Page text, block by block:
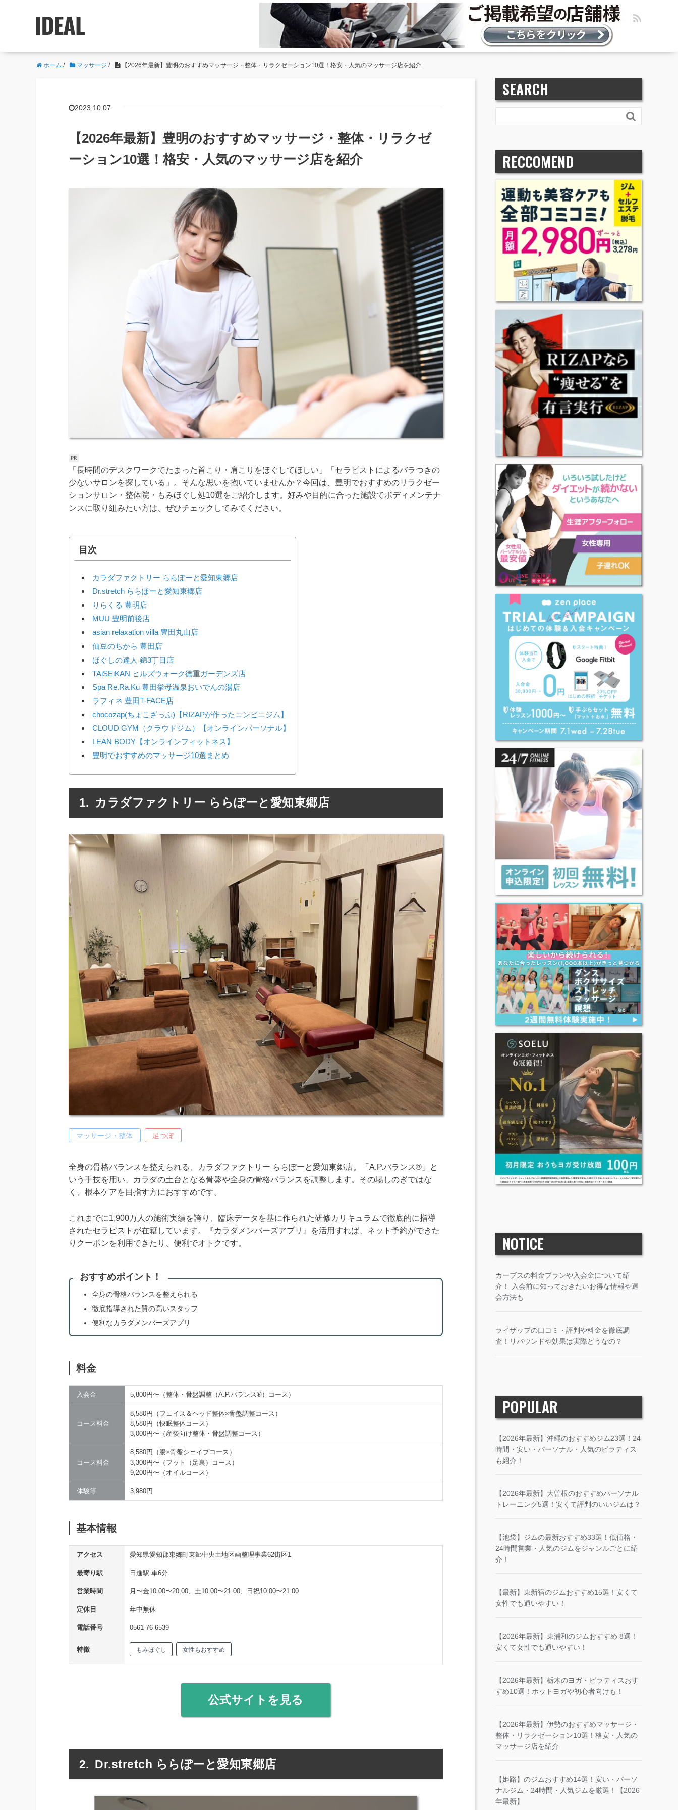
ホーム / マッサージ / 【2026年最新】豊明のおすすめマッサージ・整体・リラクゼーション10選！格安・人気のマッサージ店を紹介
2023.10.07
【2026年最新】豊明のおすすめマッサージ・整体・リラクゼ
ーション10選！格安・人気のマッサージ店を紹介
「長時間のデスクワークでたまった首こり・肩こりをほぐしてほしい」「セラピストによるバラつきの
少ないサロンを探している」。そんな思いを抱いていませんか？今回は、豊明でおすすめのリラクゼー
ションサロン・整体院・もみほぐし処10選をご紹介します。好みや目的に合った施設でボディメンテナ
ンスに取り組みたい方は、ぜひチェックしてみてください。
目次
カラダファクトリー ららぽーと愛知東郷店
Dr.stretch ららぽーと愛知東郷店
りらくる 豊明店
MUU 豊明前後店
asian relaxation villa 豊田丸山店
仙豆のちから 豊田店
ほぐしの達人 錦3丁目店
TAiSEiKAN ヒルズウォーク徳重ガーデンズ店
Spa Re.Ra.Ku 豊田挙母温泉おいでんの湯店
ラフィネ 豊田T-FACE店
chocozap(ちょこざっぷ)【RIZAPが作ったコンビニジム】
CLOUD GYM（クラウドジム）【オンラインパーソナル】
LEAN BODY【オンラインフィットネス】
豊明でおすすめのマッサージ10選まとめ
カラダファクトリー ららぽーと愛知東郷店
マッサージ・整体 足つぼ
全身の骨格バランスを整えられる、カラダファクトリー ららぽーと愛知東郷店。「A.P.バランス®」と
いう手技を用い、カラダの土台となる骨盤や全身の骨格バランスを調整します。その場しのぎではな
く、根本ケアを目指す方におすすめです。
これまでに1,900万人の施術実績を誇り、臨床データを基に作られた研修カリキュラムで徹底的に指導
されたセラピストが在籍しています。『カラダメンバーズアプリ』を活用すれば、ネット予約ができた
りクーポンを利用できたり、便利でオトクです。
おすすめポイント！
全身の骨格バランスを整えられる
徹底指導された質の高いスタッフ
便利なカラダメンバーズアプリ
料金
入会金 5,800円〜（整体・骨盤調整（A.P.バランス®）コース）
コース料金
8,580円（フェイス＆ヘッド整体×骨盤調整コース）
8,580円（快眠整体コース）
3,000円〜（産後向け整体・骨盤調整コース）
コース料金
8,580円（腸×骨盤シェイプコース）
3,300円〜（フット（足裏）コース）
9,200円〜（オイルコース）
体験等 3,980円
基本情報
アクセス 愛知県愛知郡東郷町東郷中央土地区画整理事業62街区1
最寄り駅 日進駅 車6分
営業時間 月〜金10:00〜20:00、土10:00〜21:00、日祝10:00〜21:00
定休日 年中無休
電話番号 0561-76-6539
特徴 もみほぐし 女性もおすすめ
公式サイトを見る
Dr.stretch ららぽーと愛知東郷店
SEARCH

RECCOMEND
NOTICE
カーブスの料金プランや入会金について紹
介！ 入会前に知っておきたいお得な情報や退
会方法も
ライザップの口コミ・評判や料金を徹底調
査！リバウンドや効果は実際どうなの？
POPULAR
【2026年最新】沖縄のおすすめジム23選！24
時間・安い・パーソナル・人気のピラティス
も紹介！
【2026年最新】大曽根のおすすめパーソナル
トレーニング5選！安くて評判のいいジムは？
【池袋】ジムの最新おすすめ33選！低価格・
24時間営業・人気のジムをジャンルごとに紹
介！
【最新】東新宿のジムおすすめ15選！安くて
女性でも通いやすい！
【2026年最新】東浦和のジムおすすめ 8選！
安くて女性でも通いやすい！
【2026年最新】栃木のヨガ・ピラティスおす
すめ10選！ホットヨガや初心者向けも！
【2026年最新】伊勢のおすすめマッサージ・
整体・リラクゼーション10選！格安・人気の
マッサージ店を紹介
【姫路】のジムおすすめ14選！安い・パーソ
ナルジム・24時間・人気ジムを厳選！【2026
年最新】